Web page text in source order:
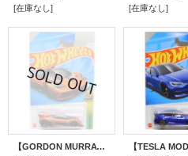
[在庫なし]
[在庫なし]
【GORDON MURRAY AUTOMOTIVE T.50s】ORANGE/O5 (NEW CAST)